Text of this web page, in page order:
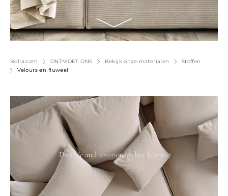
Bolia.com ONTMOET ONS Bekijk onze materialen
Stoffen
Velours en fluweel